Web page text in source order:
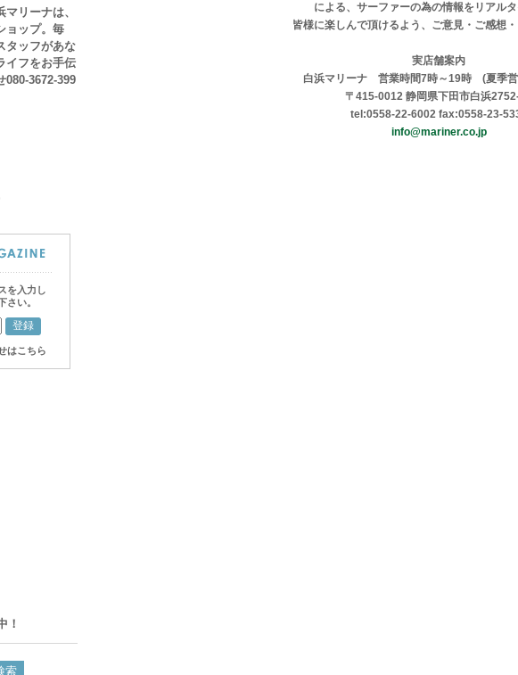
による、サーファーの為の情報をリアル
皆様に楽しんで頂けるよう、ご意見・ご感想
実店舗案内
白浜マリーナ 営業時間7時～19時 (夏季営
〒415-0012 静岡県下田市白浜
tel:0558-22-6002 fax:0558-23-
info@mariner.co.jp
リーナは、
ョップ。毎
タッフがあな
イフをお手伝
080-3672-399
を入力し
さい。
はこちら
！